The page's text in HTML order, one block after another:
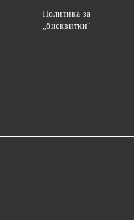
Политика за
„бисквитки“